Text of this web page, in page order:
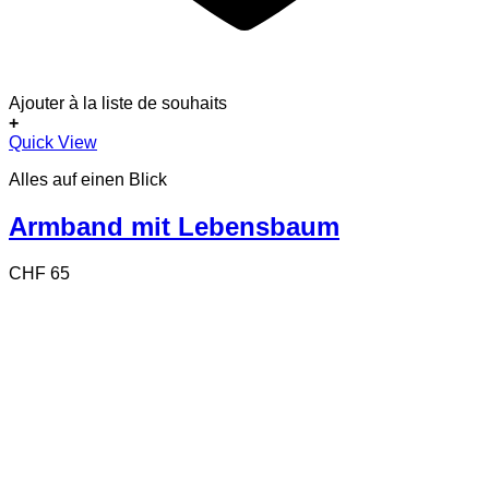
Ajouter à la liste de souhaits
+
Quick View
Alles auf einen Blick
Armband mit Lebensbaum
CHF 65